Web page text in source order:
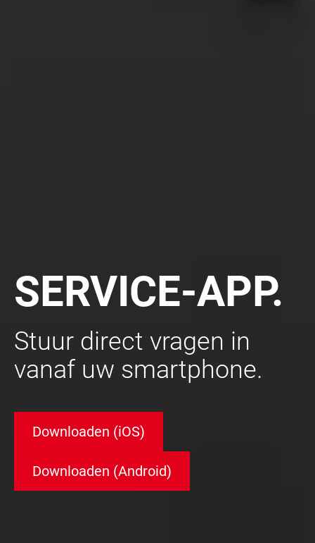
SERVICE-APP.
Stuur direct vragen in
vanaf uw smartphone.
Downloaden (iOS)
Downloaden (Android)